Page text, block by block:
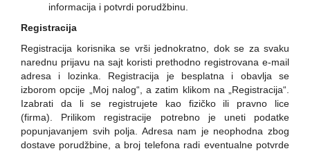
informacija i potvrdi porudžbinu.
Registracija
Registracija korisnika se vrši jednokratno, dok se za svaku
narednu prijavu na sajt koristi prethodno registrovana e-mail
adresa i lozinka. Registracija je besplatna i obavlja se
izborom opcije „Moj nalog“, a zatim klikom na „Registracija“.
Izabrati da li se registrujete kao fizičko ili pravno lice
(firma). Prilikom registracije potrebno je uneti podatke
popunjavanjem svih polja. Adresa nam je neophodna zbog
dostave porudžbine, a broj telefona radi eventualne potvrde